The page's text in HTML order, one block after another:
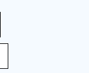
s. r. o.